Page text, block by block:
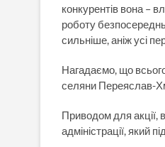
конкурентів вона –
роботу
сильніше, аніж усі
Нагадаємо, що
селяни Переяслав-
Приводом для акції,
адміністрації, який